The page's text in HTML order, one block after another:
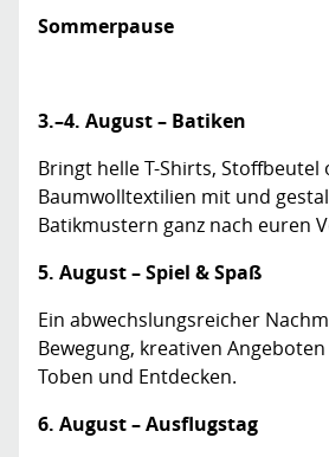
Sommerpause
3.–4. August – Batiken
Bringt helle T-Shirts, Stoffbeutel
Baumwolltextilien mit und
Batikmustern ganz nach euren
5. August – Spiel & Spaß
Ein abwechslungsreicher
Bewegung, kreativen
Toben und Entdecken.
6. August – Ausflugstag